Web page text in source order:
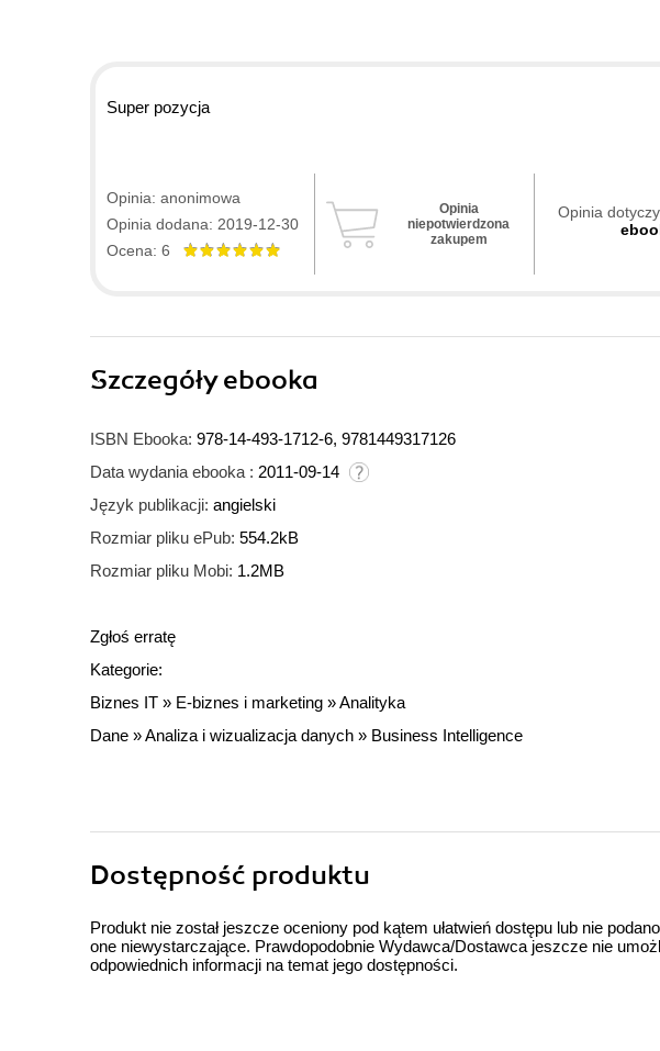
Super pozycja
Opinia: anonimowa
Opinia dodana: 2019-12-30
Ocena: 6
Opinia
niepotwierdzona
zakupem
Opinia
Szczegółyebooka
ISBN Ebooka: 978-14-493-1712-6, 9781449317126
Data wydania ebooka : 2011-09-14
Język publikacji: angielski
Rozmiar pliku ePub: 554.2kB
Rozmiar pliku Mobi: 1.2MB
Zgłoś erratę
Kategorie:
Biznes IT » E-biznes i marketing »Analityka
Dane »Analiza i wizualizacja danych » Business Intelligence
Dostępność produktu
Produkt nie został jeszcze oceniony pod kątem ułatwień dostępu lub nie
one niewystarczające. Prawdopodobnie Wydawca/Dostawca jeszcze nie
odpowiednich informacji na temat jego dostępności.